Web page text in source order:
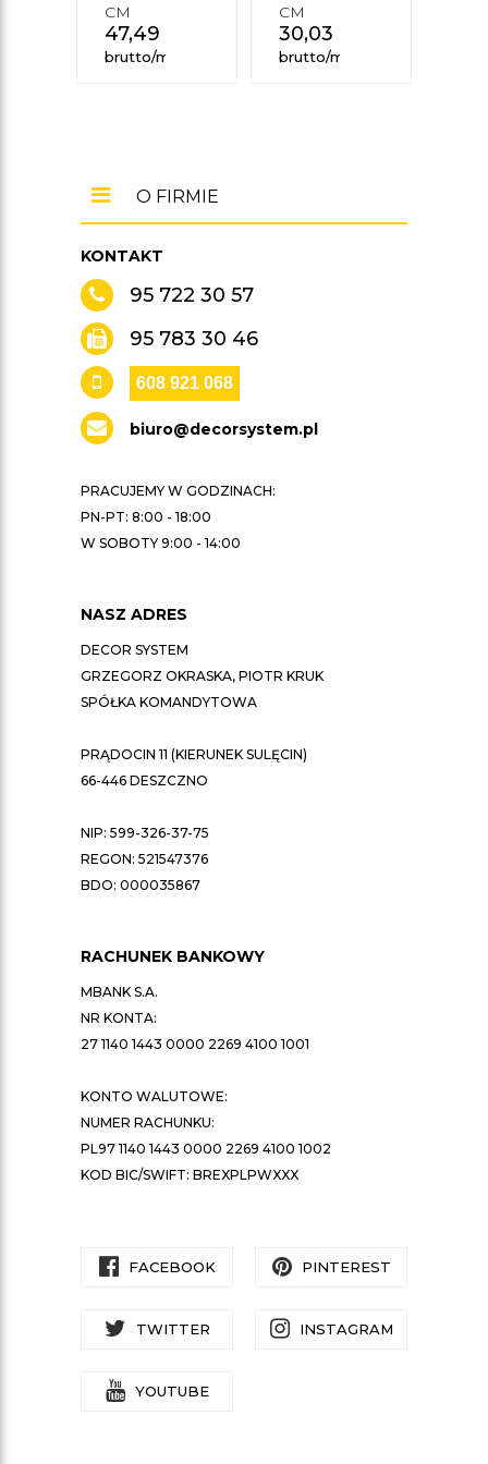
CM
47,49
brutto/mb
CM
30,03
brutto/mb
KONTAKT
95 722 30 57
95 783 30 46
608 921 068
biuro@decorsystem.pl
PRACUJEMY W GODZINACH:
PN-PT: 8:00 - 18:00
W SOBOTY 9:00 - 14:00
NASZ ADRES
DECOR SYSTEM
GRZEGORZ OKRASKA, PIOTR KRUK
SPÓŁKA KOMANDYTOWA
PRĄDOCIN 11 (KIERUNEK SULĘCIN)
66-446 DESZCZNO
NIP: 599-326-37-75
REGON: 521547376
BDO: 000035867
O FIRMIE
RACHUNEK BANKOWY
MBANK S.A.
NR KONTA:
27 1140 1443 0000 2269 4100 1001
KONTO WALUTOWE:
NUMER RACHUNKU:
PL97 1140 1443 0000 2269 4100 1002
KOD BIC/SWIFT: BREXPLPWXXX
FACEBOOK PINTEREST
TWITTER INSTAGRAM
YOUTUBE